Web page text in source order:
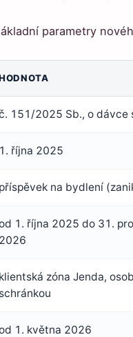
parametry
151/2025 Sb., o dávce
1. října 2025
příspěvek na bydlení
1. října 2025 do 31.
2026
klientská zóna Jenda,
schránkou
1. května 2026